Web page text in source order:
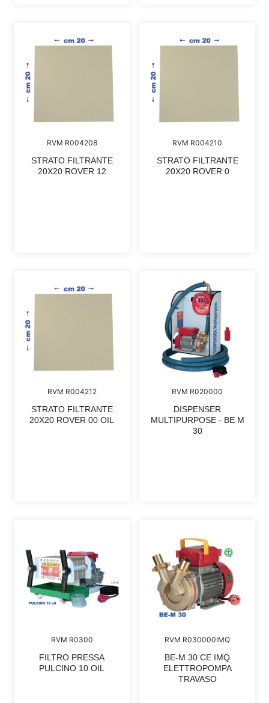
RVM R004208
STRATO FILTRANTE
20X20 ROVER 12
RVM R004210
STRATO FILTRANTE
20X20 ROVER 0
RVM R004212
STRATO FILTRANTE
20X20 ROVER 00 OIL
RVM R020000
DISPENSER
MULTIPURPOSE - BE M
30
RVM R0300
FILTRO PRESSA
PULCINO 10 OIL
RVM R030000IMQ
BE-M 30 CE IMQ
ELETTROPOMPA
TRAVASO